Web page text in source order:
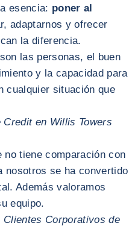
esencia: poner al
adaptarnos y ofrecer
la diferencia.
las personas, el buen
y la capacidad para
cualquier situación que
Credit en Willis Towers
no tiene comparación con
nosotros se ha convertido
Además valoramos
equipo.
Clientes Corporativos de